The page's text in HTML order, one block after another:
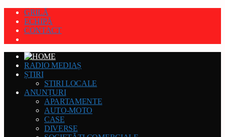
GRILĂ
ECHIPĂ
CONTACT
RADIO MEDIAȘ
ȘTIRI
STIRI LOCALE
ANUNȚURI
APARTAMENTE
AUTO-MOTO
CASE
DIVERSE